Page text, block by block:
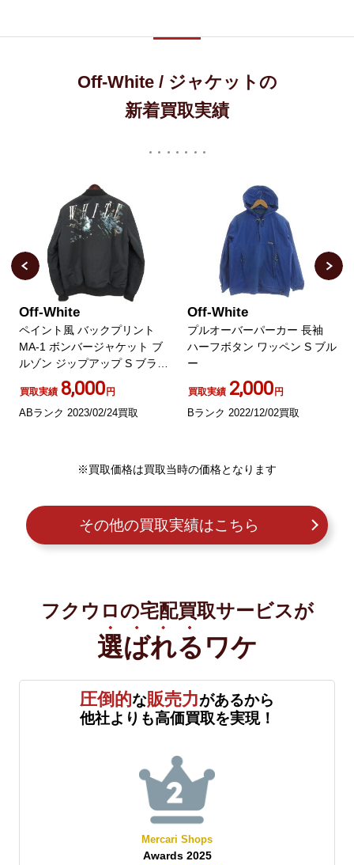
Off-White / ジャケットの
新着買取実績
Off-White
ペイント風 バックプリント
MA-1 ボンバージャケット ブ
ルゾン ジップアップ S ブラッ
買取実績 8,000円
ABランク 2023/02/24買取
Off-White
プルオーバーパーカー 長袖
ハーフボタン ワッペン S ブル
ー
買取実績 2,000円
Bランク 2022/12/02買取
※買取価格は買取当時の価格となります
その他の買取実績はこちら
フクウロの宅配買取サービスが
選ばれる ワケ
圧倒的な販売力があるから
他社よりも高価買取を実現！
Mercari Shops
Awards 2025